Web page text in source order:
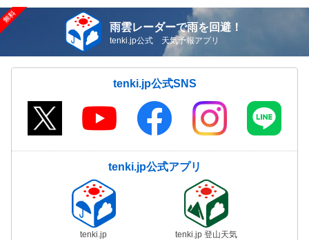
雨雲レーダーで雨を回避！
tenki.jp公式 天気予報アプリ
tenki.jp公式SNS
tenki.jp公式アプリ
tenki.jp tenki.jp 登山天気